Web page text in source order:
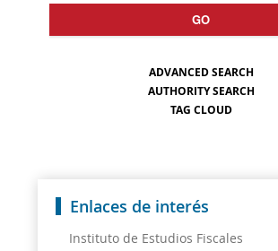
GO
ADVANCED SEARCH
AUTHORITY SEARCH
TAG CLOUD
Enlaces de interés
Instituto de Estudios Fiscales